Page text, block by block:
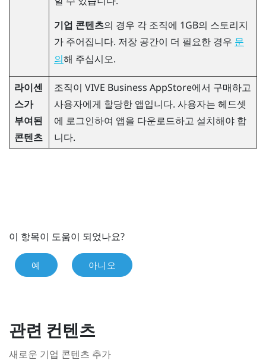
기업 콘텐츠의 경우 각 조직에 1GB의 스토리지
가 주어집니다. 저장 공간이 더 필요한 경우 문
의 해 주십시오.
라이센
스가
부여된
콘텐츠
조직이 VIVE Business AppStore에서 구매하고
사용자에게 할당한 앱입니다. 사용자는 헤드셋
에 로그인하여 앱을 다운로드하고 설치해야 합
니다.
이 항목이 도움이 되었나요?
예 아니오
관련 컨텐츠
새로운 기업 콘텐츠 추가